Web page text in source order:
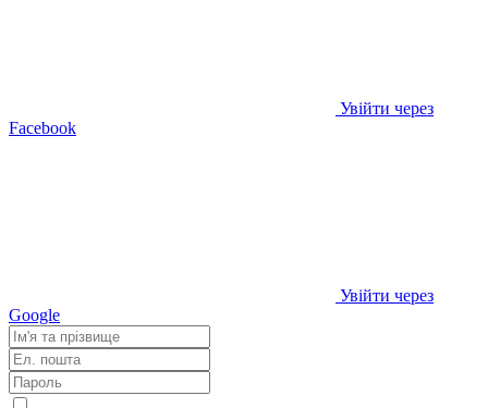
Увійти через
Facebook
Увійти через
Google